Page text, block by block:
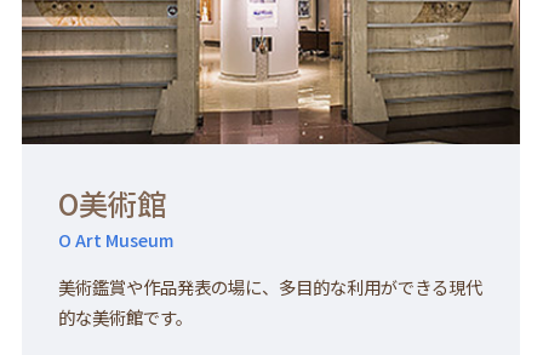
O美術館
O Art Museum
美術鑑賞や作品発表の場に、多目的な利用ができる現代
的な美術館です。